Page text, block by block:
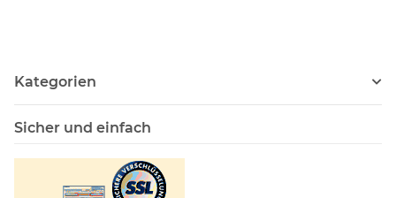
Kategorien
Sicher und einfach